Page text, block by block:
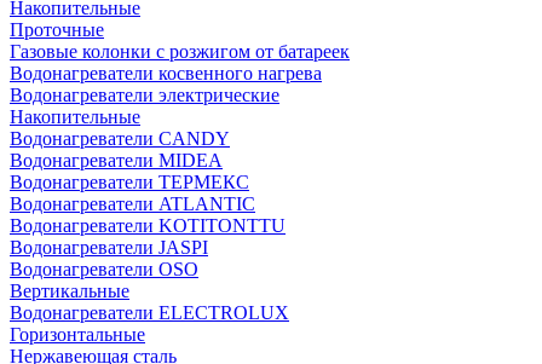
Накопительные
Проточные
Газовые колонки с розжигом от батареек
Водонагреватели косвенного нагрева
Водонагреватели электрические
Накопительные
Водонагреватели CANDY
Водонагреватели MIDEA
Водонагреватели ТЕРМЕКС
Водонагреватели ATLANTIC
Водонагреватели KOTITONTTU
Водонагреватели JASPI
Водонагреватели OSO
Вертикальные
Водонагреватели ELECTROLUX
Горизонтальные
Нержавеющая сталь